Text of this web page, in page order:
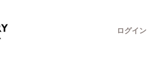
ログイン